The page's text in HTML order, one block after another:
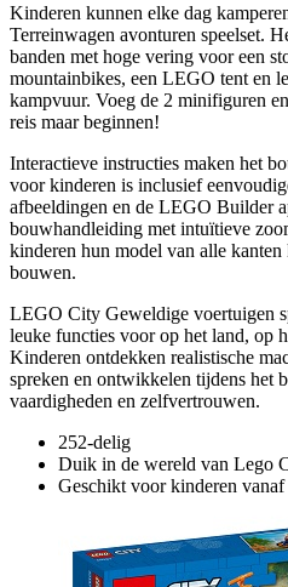
Kinderen kunnen elke dag
Terreinwagen avonturen speelset.
banden met hoge vering voor een
mountainbikes, een LEGO tent en
kampvuur. Voeg de 2 minifiguren
reis maar beginnen!
Interactieve instructies maken het
voor kinderen is inclusief
afbeeldingen en de LEGO Builder
bouwhandleiding met intuïtieve
kinderen hun model van alle
bouwen.
LEGO City Geweldige voertuigen
leuke functies voor op het land, op
Kinderen ontdekken realistische
spreken en ontwikkelen tijdens het
vaardigheden en zelfvertrouwen.
252-delig
Duik in de wereld van Lego
Geschikt voor kinderen vanaf